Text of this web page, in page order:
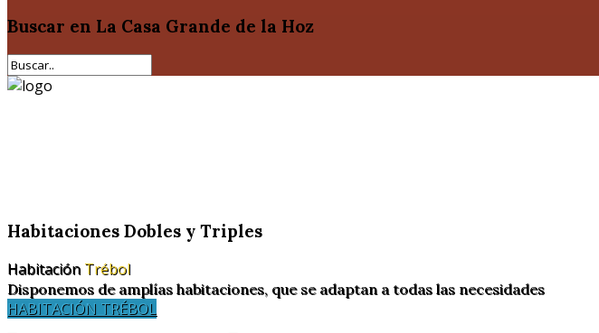
Buscar en La Casa Grande de la Hoz
Habitaciones Dobles y Triples
Habitación Trébol
Disponemos de amplías habitaciones, que se adaptan a todas las necesidades
HABITACIÓN TRÉBOL